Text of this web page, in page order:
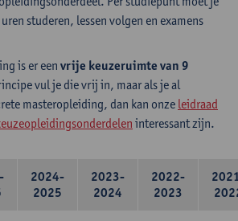
studeren, lessen volgen en examens
is er een vrije keuzeruimte van 9
vul je die vrij in, maar als je al
masteropleiding, dan kan onze leidraad
interessant zijn.
2024-
2025
2023-
2024
2022-
2023